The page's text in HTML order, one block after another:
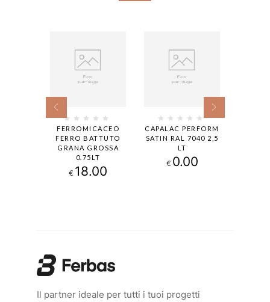
FERROMICACEO
FERRO BATTUTO
GRANA GROSSA
0.75LT
€ 18.00
CAPALAC PERFORM
SATIN RAL 7040 2,5
LT
€ 0.00
Il partner ideale per tutti i tuoi progetti